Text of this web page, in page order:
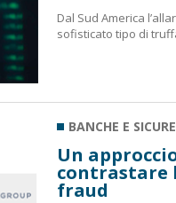
Dal Sud America
sofisticato tipo di
BANCHE E
Un
contrastare
fraud